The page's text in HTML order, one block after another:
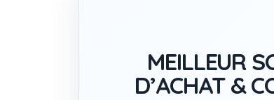
MEILLEUR
D’ACHAT &